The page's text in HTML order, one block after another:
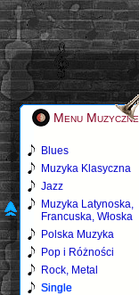
Menu Muzyczne
Blues
Muzyka Klasyczna
Jazz
Muzyka Latynoska,
Francuska, Włoska
Polska Muzyka
Pop i Różności
Rock, Metal
Single